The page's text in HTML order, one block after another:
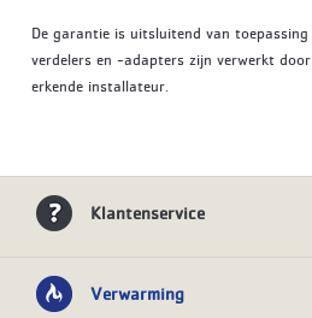
De garantie is uitsluitend van
verdelers en -adapters zijn verwerkt
erkende installateur.
Klantenservice
Verwarming